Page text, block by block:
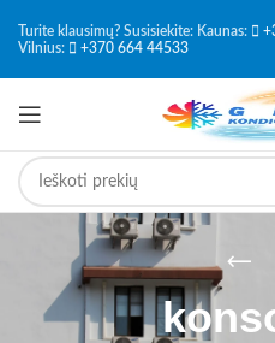
Turite klausimų? Susisiekite: Kaunas:
Vilnius:
+370 664 44533